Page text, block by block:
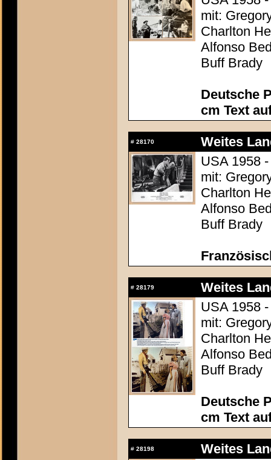
mit:
Charlton
Alfonso
Buff Brady
Deutsche
cm Text
# 28170
Weites
USA 1958
mit:
Charlton
Alfonso
Buff Brady
# 28179
Weites
USA 1958
mit:
Charlton
Alfonso
Buff Brady
Deutsche
cm Text
# 28198
Weites